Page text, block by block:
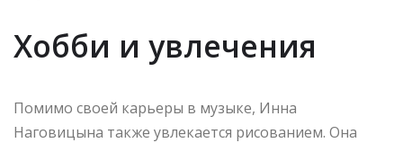
Хобби и увлечения
Помимо своей карьеры в музыке, Инна
Наговицына также увлекается рисованием. Она